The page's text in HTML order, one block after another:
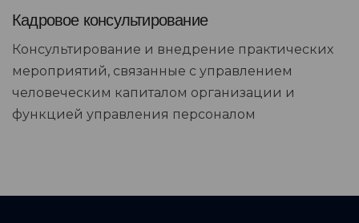
Кадровое консультирование
Консультирование и внедрение практических
мероприятий, связанные с управлением
человеческим капиталом организации и
функцией управления персоналом